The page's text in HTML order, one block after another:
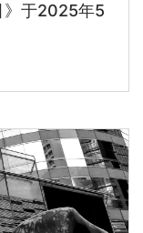
》于2025年5